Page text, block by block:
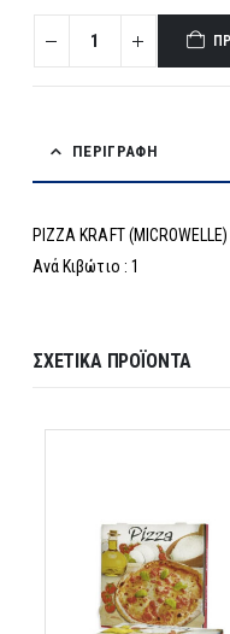
ΠΕΡΙΓΡΑΦΉ
PIZZA KRAFT
Ανά Κιβώτιο : 1
ΣΧΕΤΙΚΆ ΠΡΟΪΌΝΤΑ